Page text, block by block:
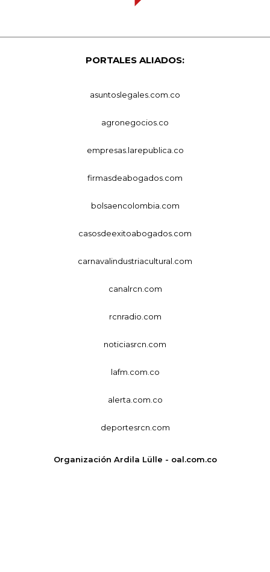
PORTALES ALIADOS:
asuntoslegales.com.co
agronegocios.co
empresas.larepublica.co
firmasdeabogados.com
bolsaencolombia.com
casosdeexitoabogados.com
carnavalindustriacultural.com
canalrcn.com
rcnradio.com
noticiasrcn.com
lafm.com.co
alerta.com.co
deportesrcn.com
Organización Ardila Lülle - oal.com.co